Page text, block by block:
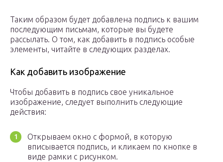
Таким образом будет добавлена подпись к вашим
последующим письмам, которые вы будете
рассылать. О том, как добавить в подпись особые
элементы, читайте в следующих разделах.
Как добавить изображение
Чтобы добавить в подпись свое уникальное
изображение, следует выполнить следующие
действия:
Открываем окно с формой, в которую
вписывается подпись, и кликаем по кнопке в
виде рамки с рисунком.